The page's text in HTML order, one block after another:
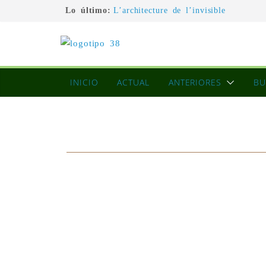
Lo último: L’architecture de l’invisible
excepcional
Blanca Beatriz Caraballo o el
INICIO ACTUAL ANTERIORES